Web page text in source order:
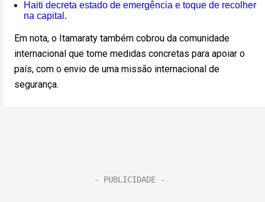
Haiti decreta estado de emergência e toque de recolher
na capital.
Em nota, o Itamaraty também cobrou da comunidade
internacional que tome medidas concretas para apoiar o
país, com o envio de uma missão internacional de
segurança.